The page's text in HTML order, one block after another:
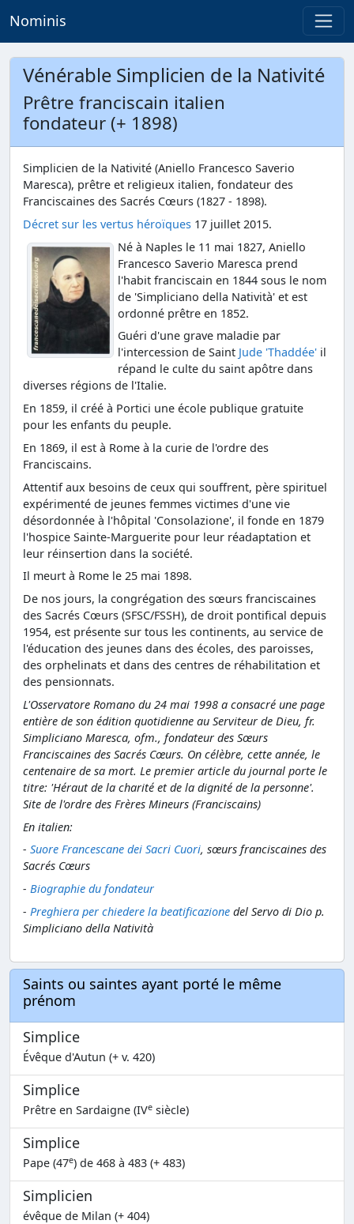
Nominis
Vénérable Simplicien de la Nativité
Prêtre franciscain italien
fondateur (+ 1898)
Simplicien de la Nativité (Aniello Francesco Saverio
Maresca), prêtre et religieux italien, fondateur des
Franciscaines des Sacrés Cœurs (1827 - 1898).
Décret sur les vertus héroïques 17 juillet 2015.
Né à Naples le 11 mai 1827, Aniello
Francesco Saverio Maresca prend
l'habit franciscain en 1844 sous le nom
de 'Simpliciano della Natività' et est
ordonné prêtre en 1852.
Guéri d'une grave maladie par
l'intercession de Saint Jude 'Thaddée' il
répand le culte du saint apôtre dans
diverses régions de l'Italie.
En 1859, il créé à Portici une école publique gratuite
pour les enfants du peuple.
En 1869, il est à Rome à la curie de l'ordre des
Franciscains.
Attentif aux besoins de ceux qui souffrent, père spirituel
expérimenté de jeunes femmes victimes d'une vie
désordonnée à l'hôpital 'Consolazione', il fonde en 1879
l'hospice Sainte-Marguerite pour leur réadaptation et
leur réinsertion dans la société.
Il meurt à Rome le 25 mai 1898.
De nos jours, la congrégation des sœurs franciscaines
des Sacrés Cœurs (SFSC/FSSH), de droit pontifical depuis
1954, est présente sur tous les continents, au service de
l'éducation des jeunes dans des écoles, des paroisses,
des orphelinats et dans des centres de réhabilitation et
des pensionnats.
L'Osservatore Romano du 24 mai 1998 a consacré une page
entière de son édition quotidienne au Serviteur de Dieu, fr.
Simpliciano Maresca, ofm., fondateur des Sœurs
Franciscaines des Sacrés Cœurs. On célèbre, cette année, le
centenaire de sa mort. Le premier article du journal porte le
titre: 'Héraut de la charité et de la dignité de la personne'.
Site de l'ordre des Frères Mineurs (Franciscains)
En italien:
- Suore Francescane dei Sacri Cuori, sœurs franciscaines des
Sacrés Cœurs
- Biographie du fondateur
- Preghiera per chiedere la beatificazione del Servo di Dio p.
Simpliciano della Natività
Saints ou saintes ayant porté le même
prénom
Simplice
Évêque d'Autun (+ v. 420)
Simplice
Prêtre en Sardaigne (IVe siècle)
Simplice
Pape (47e) de 468 à 483 (+ 483)
Simplicien
évêque de Milan (+ 404)